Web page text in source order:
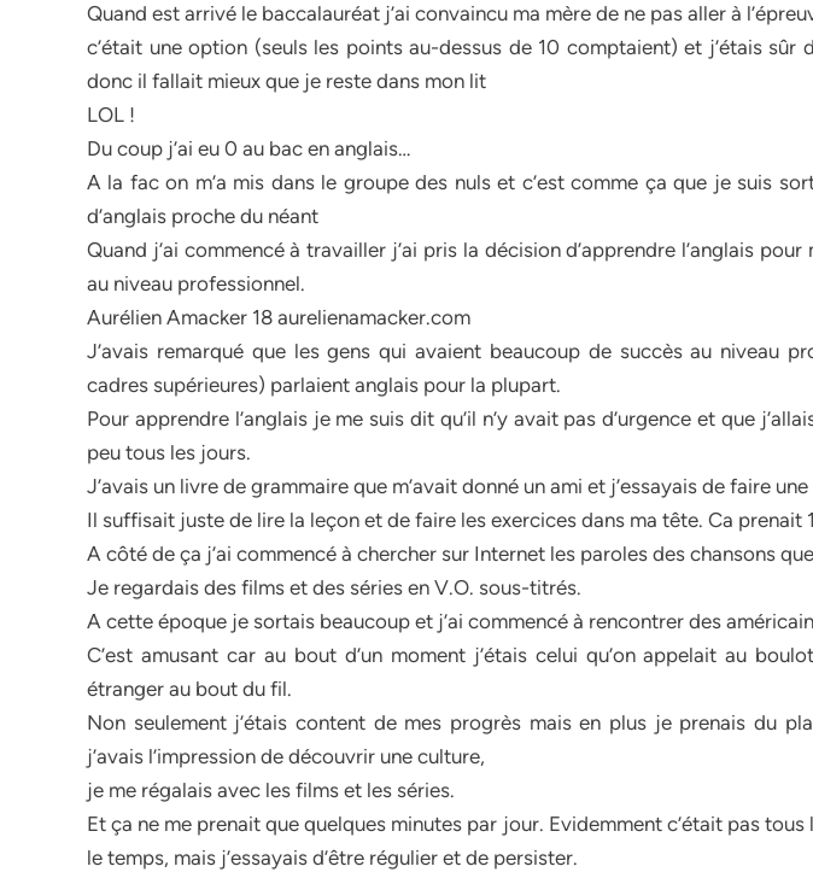
Quand est arrivé le baccalauréat j’ai convaincu ma mère de ne pas aller à
c’était une option (seuls les points au-dessus de 10 comptaient) et j’étais sûr
donc il fallait mieux que je reste dans mon lit
LOL !
Du coup j’ai eu 0 au bac en anglais…
A la fac on m’a mis dans le groupe des nuls et c’est comme ça que je suis
d’anglais proche du néant
Quand j’ai commencé à travailler j’ai pris la décision d’apprendre l’anglais
au niveau professionnel.
Aurélien Amacker 18 aurelienamacker.com
J’avais remarqué que les gens qui avaient beaucoup de succès au niveau
cadres supérieures) parlaient anglais pour la plupart.
Pour apprendre l’anglais je me suis dit qu’il n’y avait pas d’urgence et que
peu tous les jours.
J’avais un livre de grammaire que m’avait donné un ami et j’essayais de faire
Il suffisait juste de lire la leçon et de faire les exercices dans ma tête. Ca prenait
A côté de ça j’ai commencé à chercher sur Internet les paroles des chansons
Je regardais des films et des séries en V.O. sous-titrés.
A cette époque je sortais beaucoup et j’ai commencé à rencontrer des
C’est amusant car au bout d’un moment j’étais celui qu’on appelait au
étranger au bout du fil.
Non seulement j’étais content de mes progrès mais en plus je prenais du
j’avais l’impression de découvrir une culture,
je me régalais avec les films et les séries.
Et ça ne me prenait que quelques minutes par jour. Evidemment c’était pas tous
le temps, mais j’essayais d’être régulier et de persister.